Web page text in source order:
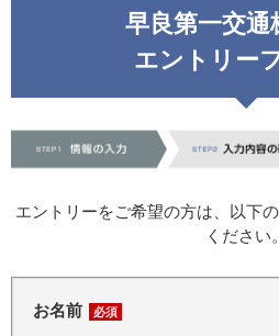
早良第一交通
エントリー
エントリーをご希望の方は、以下
ください。
お名前 必須